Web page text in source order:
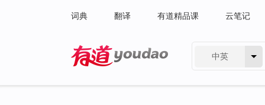
词典 翻译 有道精品课 云笔记
中英